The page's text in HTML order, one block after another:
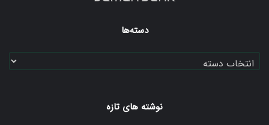
دسته‌ها
دسته‌ها
نوشته های تازه